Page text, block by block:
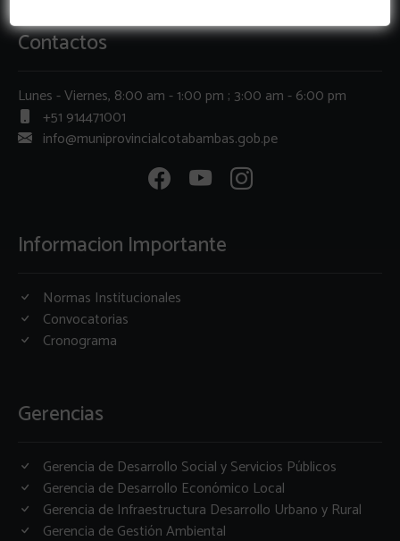
Contactos
Lunes - Viernes, 8:00 am - 1:00 pm ; 3:00 am - 6:00 pm
+51 914471001
info@muniprovincialcotabambas.gob.pe
Informacion Importante
Normas Institucionales
Convocatorias
Cronograma
Gerencias
Gerencia de Desarrollo Social y Servicios Públicos
Gerencia de Desarrollo Económico Local
Gerencia de Infraestructura Desarrollo Urbano y Rural
Gerencia de Gestión Ambiental